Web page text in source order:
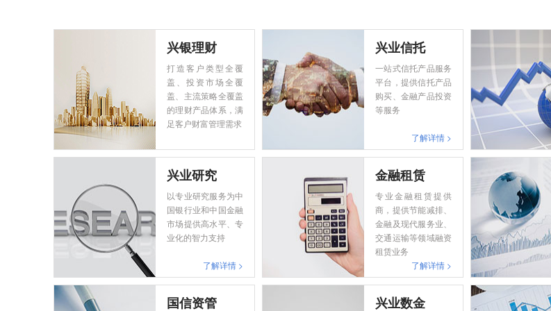
兴银理财
打造客户类型全覆
盖、投资市场全覆
盖、主流策略全覆盖
的理财产品体系，满
足客户财富管理需求
兴业信托
一站式信托产品服务
平台，提供信托产品
购买、金融产品投资
等服务
了解详情 >
兴业研究
以专业研究服务为中
国银行业和中国金融
市场提供高水平、专
业化的智力支持
了解详情 >
金融租赁
专业金融租赁提供
商，提供节能减排、
金融及现代服务业、
交通运输等领域融资
租赁业务
了解详情 >
国信资管 兴业数金